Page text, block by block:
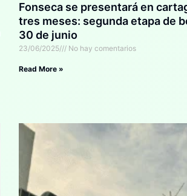
Fonseca se presentará en
tres meses: segunda etapa de
30 de junio
23/06/2025 No hay comentarios
Read More »